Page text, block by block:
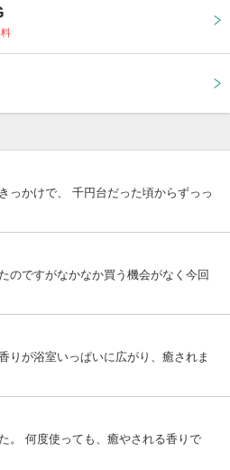
っかけで、 千円台だった頃からずっっ
のですがなかなか買う機会がなく今回
りが浴室いっぱいに広がり、癒されま
。 何度使っても、癒やされる香りで